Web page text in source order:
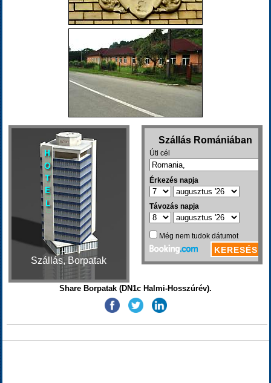
Szállás, Borpatak
Share Borpatak (DN1c Halmi-Hosszúrév).